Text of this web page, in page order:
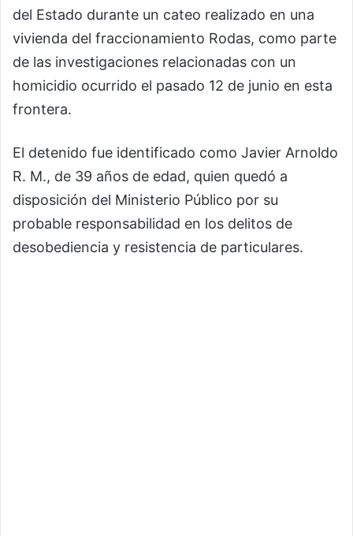
del Estado durante un cateo realizado en una
vivienda del fraccionamiento Rodas, como parte
de las investigaciones relacionadas con un
homicidio ocurrido el pasado 12 de junio en esta
frontera.
El detenido fue identificado como Javier Arnoldo
R. M., de 39 años de edad, quien quedó a
disposición del Ministerio Público por su
probable responsabilidad en los delitos de
desobediencia y resistencia de particulares.